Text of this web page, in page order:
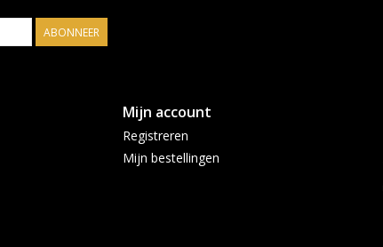
ABONNEER
Mijn account
Registreren
Mijn bestellingen